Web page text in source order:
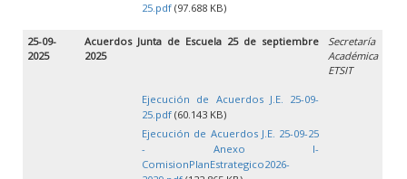
25.pdf (97.688 KB)
25-09-
2025
Acuerdos Junta de Escuela 25 de septiembre
2025
Ejecución de Acuerdos J.E. 25-09-
25.pdf (60.143 KB)
Ejecución de Acuerdos J.E. 25-09-25
- Anexo I-
ComisionPlanEstrategico2026-
Secretaría
Académica
ETSIT